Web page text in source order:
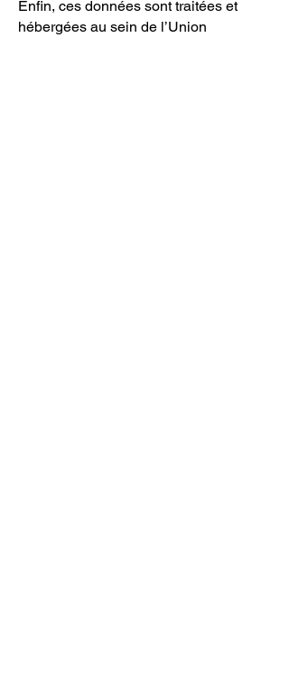
Enfin, ces données sont traitées et
hébergées au sein de l’Union